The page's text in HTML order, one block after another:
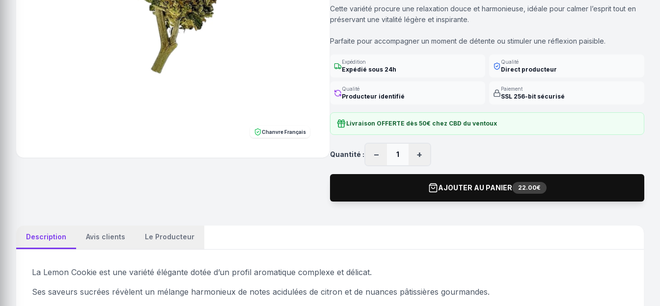
Chanvre Français
Cette variété procure une relaxation douce et harmonieuse, idéale pour calmer l’esprit tout en
préservant une vitalité légère et inspirante.
Parfaite pour accompagner un moment de détente ou stimuler une réflexion paisible.
Expédition
Expédié sous 24h
Qualité
Direct producteur
Qualité
Producteur identifié
Paiement
SSL 256-bit sécurisé
Livraison OFFERTE dès 50€ chez CBD du ventoux
Quantité : − 1 +
AJOUTER AU PANIER 22.00€
Description Avis clients Le Producteur
La Lemon Cookie est une variété élégante dotée d’un profil aromatique complexe et délicat.
Ses saveurs sucrées révèlent un mélange harmonieux de notes acidulées de citron et de nuances pâtissières gourmandes.